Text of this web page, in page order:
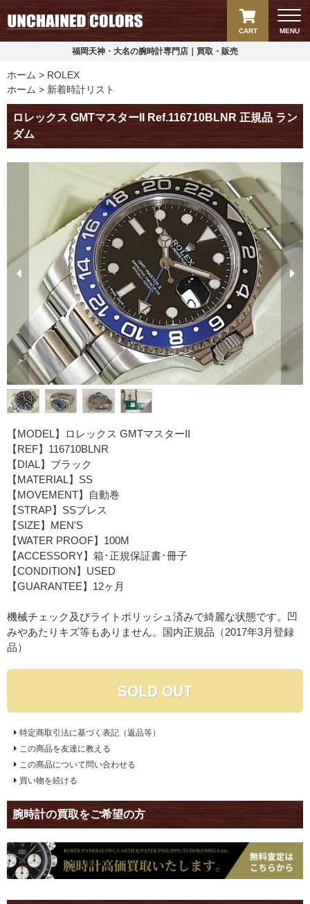
MENU
CART
福岡天神・大名の腕時計専門店｜買取・販売
ホーム
ROLEX
ホーム
新着時計リスト
ロレックス GMTマスターII Ref.116710BLNR 正規品 ラン
ダム
【MODEL】ロレックス GMTマスターII
【REF】116710BLNR
【DIAL】ブラック
【MATERIAL】SS
【MOVEMENT】自動巻
【STRAP】SSブレス
【SIZE】MEN'S
【WATER PROOF】100M
【ACCESSORY】箱･正規保証書･冊子
【CONDITION】USED
【GUARANTEE】12ヶ月
機械チェック及びライトポリッシュ済みで綺麗な状態です。凹
みやあたりキズ等もありません。国内正規品（2017年3月登録
品）
SOLD OUT
特定商取引法に基づく表記（返品等）
この商品を友達に教える
この商品について問い合わせる
買い物を続ける
腕時計の買取をご希望の方